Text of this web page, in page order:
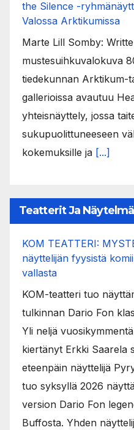
the Silence -
Valossa Arktikumissa
Marte Lill Somby:
mustesuihkuvalokuva
tiedekunnan Arktikum-
gallerioissa avautuu
yhteisnäyttely, jossa
sukupuolittuneeseen
kokemuksille ja [...]
Teatterit Ja
KOM TEATTERI:
näyttelijän fyysistä
vallasta
KOM-teatteri tuo
tulkinnan Dario Fon
Yli neljä
kiertänyt Erkki Saarela
eteenpäin näyttelijä
tuo syksyllä 2026
version Dario Fon
Buffosta. Yhden